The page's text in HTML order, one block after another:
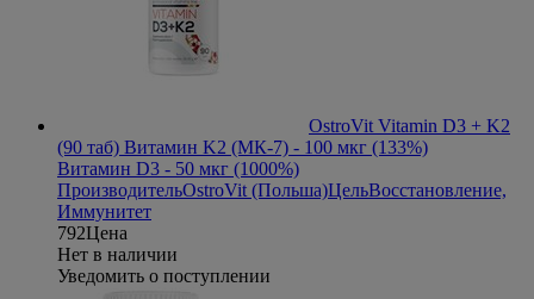
OstroVit Vitamin D3 + K2
(90 таб) Витамин K2 (МК-7) - 100 мкг (133%)
Витамин D3 - 50 мкг (1000%)
ПроизводительOstroVit (Польша)ЦельВосстановление,
Иммунитет
792Цена
Нет в наличии
Уведомить о поступлении